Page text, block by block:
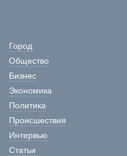
Город
Общество
Бизнес
Экономика
Политика
Происшествия
Интервью
Статьи